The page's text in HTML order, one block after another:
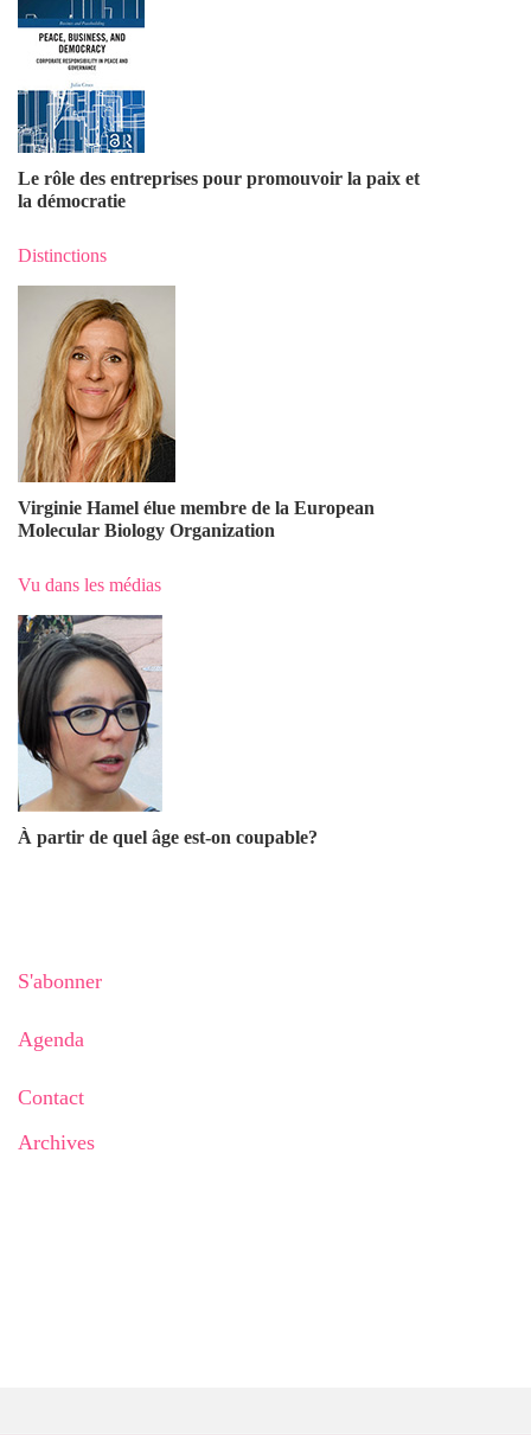
Le rôle des entreprises pour promouvoir la paix et
la démocratie
Distinctions
Virginie Hamel élue membre de la European
Molecular Biology Organization
Vu dans les médias
À partir de quel âge est-on coupable?
S'abonner
Agenda
Contact
Archives